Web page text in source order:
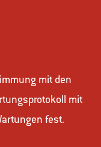
mit den
mit
fest.